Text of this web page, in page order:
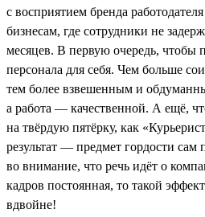
с восприятием бренда
бизнесам, где сотрудники не
месяцев. В первую очередь, чтобы
персонала для себя. Чем больше
тем более взвешенным и
а работа — качественной. А ещё,
на твёрдую пятёрку, как
результат — предмет гордости
во внимание, что речь идёт о
кадров постоянная, то такой
вдвойне!